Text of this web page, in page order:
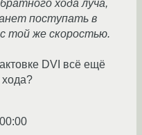
хода луча,
поступать в
той же скоростью.
DVI всё ещё
хода?